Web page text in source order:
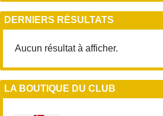
DERNIERS RÉSULTATS
Aucun résultat à afficher.
LA BOUTIQUE DU CLUB